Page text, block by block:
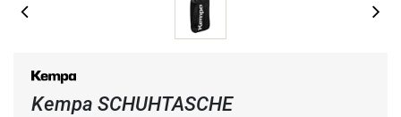
Kempa SCHUHTASCHE